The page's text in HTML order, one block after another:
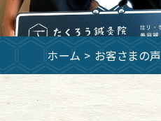
ホーム > お客さまの声